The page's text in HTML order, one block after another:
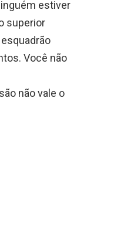
estiver
superior
Você não
não vale o